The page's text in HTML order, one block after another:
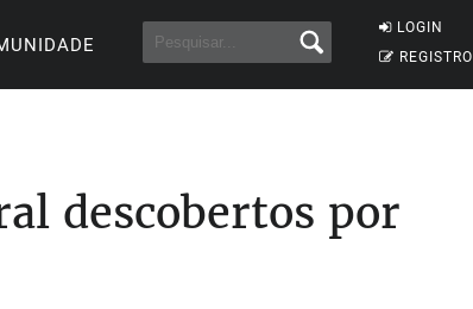
LOGIN
REGISTRO
descobertos por